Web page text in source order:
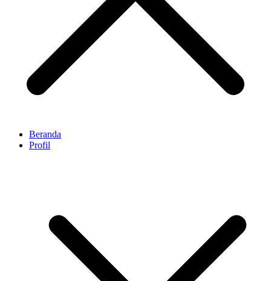
Beranda
Profil